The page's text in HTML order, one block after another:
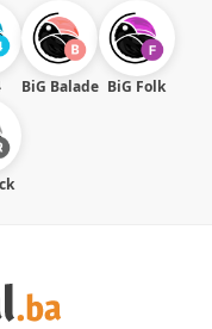
BiG Balade BiG Folk